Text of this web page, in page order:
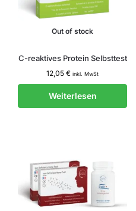
Out of stock
C-reaktives Protein Selbsttest
12,05 € inkl. MwSt
Weiterlesen